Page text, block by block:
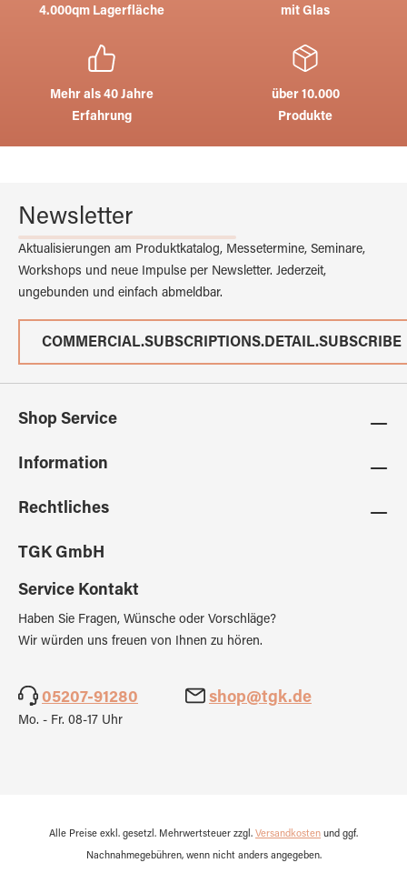
4.000qm Lagerfläche
mit Glas
Mehr als 40 Jahre
Erfahrung
über 10.000
Produkte
Newsletter
Aktualisierungen am Produktkatalog, Messetermine, Seminare,
Workshops und neue Impulse per Newsletter. Jederzeit,
ungebunden und einfach abmeldbar.
COMMERCIAL.SUBSCRIPTIONS.DETAIL.SUBSCRIBE
Shop Service
Information
Rechtliches
TGK GmbH
Service Kontakt
Haben Sie Fragen, Wünsche oder Vorschläge?
Wir würden uns freuen von Ihnen zu hören.
05207-91280 shop@tgk.de
Mo. - Fr. 08-17 Uhr
Alle Preise exkl. gesetzl. Mehrwertsteuer zzgl. Versandkosten und ggf.
Nachnahmegebühren, wenn nicht anders angegeben.